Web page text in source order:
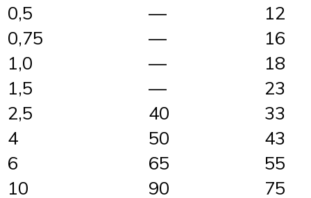
0,5
—
12
0,75
—
16
1,0
—
18
1,5
—
23
2,5
40
33
4
50
43
6
65
55
10
90
75